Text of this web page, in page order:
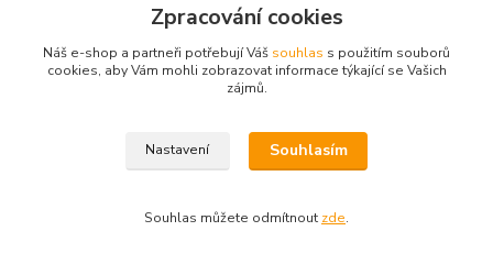
493 532727, 608 956210
(Po-Pá, 8-15 hod.)
Zpracování cookies
Náš e-shop a partneři potřebují Váš souhlas s použitím souborů
cookies, aby Vám mohli zobrazovat informace týkající se Vašich
zájmů.
Nastavení Souhlasím
Souhlas můžete odmítnout zde.